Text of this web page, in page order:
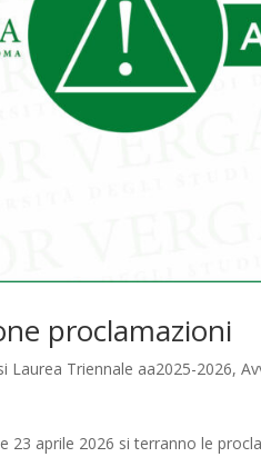
proclamazioni
Laurea Triennale aa2025-2026,
23 aprile 2026 si terranno le